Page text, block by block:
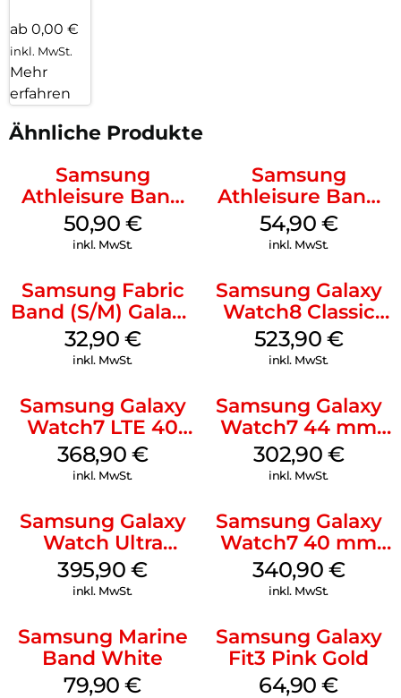
ab 0,00 €
inkl. MwSt.
Mehr
erfahren
Ähnliche Produkte
Samsung
Athleisure Band
(M/L) Galaxy
Watch8/Watch8
50,90 €
inkl. MwSt.
Samsung
Athleisure Band
(S/M) Galaxy
Watch8/Watch8
54,90 €
inkl. MwSt.
Samsung Fabric
Band (S/M) Galaxy
Watch8/Watch8
Classic Red
32,90 €
inkl. MwSt.
Samsung Galaxy
Watch8 Classic
White
523,90 €
inkl. MwSt.
Samsung Galaxy
Watch7 LTE 40
mm Cream
368,90 €
inkl. MwSt.
Samsung Galaxy
Watch7 44 mm
Green
302,90 €
inkl. MwSt.
Samsung Galaxy
Watch Ultra
Titanium Gray
395,90€
inkl. MwSt.
Samsung Galaxy
Watch7 40 mm
Green
340,90 €
inkl. MwSt.
Samsung Marine
Band White
79,90€
Samsung Galaxy
Fit3 Pink Gold
64,90€